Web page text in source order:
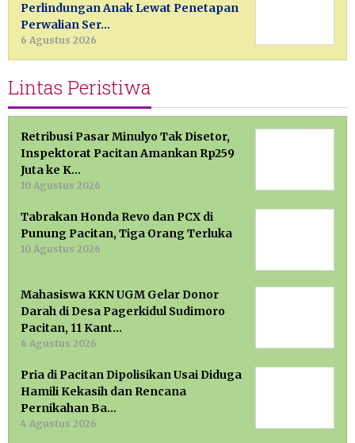
Perlindungan Anak Lewat Penetapan
Perwalian Ser…
6 Agustus 2026
Lintas Peristiwa
Retribusi Pasar Minulyo Tak Disetor,
Inspektorat Pacitan Amankan Rp259
Juta ke K…
10 Agustus 2026
Tabrakan Honda Revo dan PCX di
Punung Pacitan, Tiga Orang Terluka
10 Agustus 2026
Mahasiswa KKN UGM Gelar Donor
Darah di Desa Pagerkidul Sudimoro
Pacitan, 11 Kant…
6 Agustus 2026
Pria di Pacitan Dipolisikan Usai Diduga
Hamili Kekasih dan Rencana
Pernikahan Ba…
4 Agustus 2026